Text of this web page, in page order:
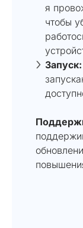
я
чтобы
Запуск: